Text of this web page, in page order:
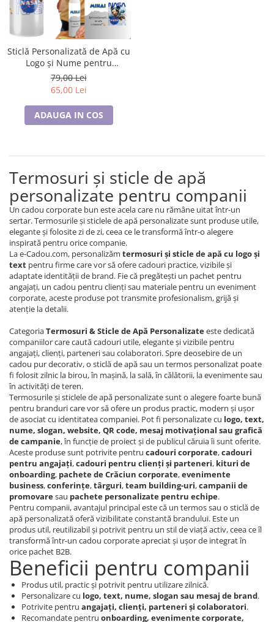
Lenjerii de pat pentru copii
Cadouri Cuplu
Fashion
Pijamale de CRACIUN
Pijamale de dama
Pijamale de barbati
Halate si capoate
Pijamale
Halate si pijamale Family
Seturi elegante femei
Umbrele
Pijamale de copii
Pijamale BIG SIZE femei
Cadouri ocazii speciale
Tricouri de craciun
Tricouri de cuplu Valentine's Day
Valentine's Day
Cadouri pentru Bunici
Cadouri pentru Nasi si Fini
Cadouri Craciun
Cadouri pentru Mama
Cadouri pentru profesori sau absolventi
Cadouri Back to school
Cadouri de Paște
Cadouri Traditionale Romanesti
8 Martie
Cadouri pentru CUPLU El & Ea
Cadouri Iubitori de animale
Cadouri GRAVIDE
Cadouri pentru sportivi
Cadouri Pensionare
Cadouri Colegi, sefi sau angajati
Cadouri pentru Doctori
Cadouri pentru Sfânta Maria
Martisoare
Sticlă Personalizată de Apă cu
Logo și Nume pentru
Companii
79,00 Lei
65,00 Lei
ADAUGA IN COS
Termosuri și sticle de apă
personalizate pentru companii
Un cadou corporate bun este acela care nu rămâne uitat într-un
sertar. Termosurile și sticlele de apă personalizate sunt produse utile,
elegante și folosite zi de zi, ceea ce le transformă într-o alegere
inspirată pentru orice companie.
La e-Cadou.com, personalizăm termosuri și sticle de apă cu logo și
text pentru firme care vor să ofere cadouri practice, vizibile și
adaptate identității de brand. Fie că pregătești un pachet pentru
angajați, un cadou pentru clienți sau materiale pentru un eveniment
corporate, aceste produse pot transmite profesionalism, grijă și
atenție la detalii.
CategoriaTermosuri & Sticle de Apă Personalizateeste dedicată
companiilor care caută cadouri utile, elegante și vizibile pentru
angajați, clienți, parteneri sau colaboratori. Spre deosebire de un
cadou pur decorativ, o sticlă de apă sau un termos personalizat poate
fi folosit zilnic la birou, în mașină, la sală, în călătorii, la evenimente sau
în activități de teren.
Termosurile și sticlele de apă personalizate sunt o alegere foarte bună
pentru branduri care vor să ofere un produs practic, modern și ușor
de asociat cu identitatea companiei. Pot fi personalizate cu logo, text,
nume, slogan, website, QR code, mesaj motivațional sau grafică
de campanie, în funcție de proiect și de publicul căruia îi sunt oferite.
Aceste produse sunt potrivite pentru cadouri corporate,cadouri
pentru angajați,cadouri pentru clienți și parteneri, kituri de
onboarding, pachete de Crăciun corporate,evenimente
business,conferințe,târguri,team building-uri,campanii de
promovaresau pachete personalizate pentru echipe.
Pentru companii, avantajul principal este că un termos sau o sticlă de
apă personalizată oferă vizibilitate constantă brandului. Este un
produs util, reutilizabil și potrivit pentru un stil de viață activ, ceea ce îl
transformă într-un cadou corporate apreciat și ușor de integrat în
orice pachet B2B.
Beneficii pentru companii
Produs util, practic și potrivit pentru utilizare zilnică.
Personalizare cu logo, text, nume, slogan sau mesaj de brand.
Potrivite pentru angajați, clienți, parteneri și colaboratori.
Recomandate pentru onboarding, evenimente corporate,